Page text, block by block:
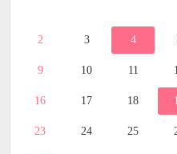
2 3 4
9 10 11
16 17 18
23 24 25